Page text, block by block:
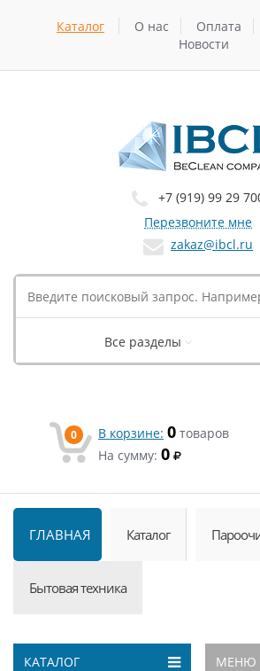
Каталог О нас Оплата
Новости
+7 (919) 99 29
Перезвоните мне
zakaz@ibcl.ru
Все разделы
0 В корзине: 0 товаров
На сумму: 0
ГЛАВНАЯ Каталог
Бытовая техника
КАТАЛОГ МЕНЮ